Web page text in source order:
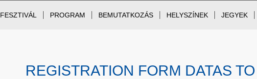
FESZTIVÁL PROGRAM BEMUTATKOZÁS HELYSZÍNEK JEGYEK
REGISTRATION FORM DATAS TO